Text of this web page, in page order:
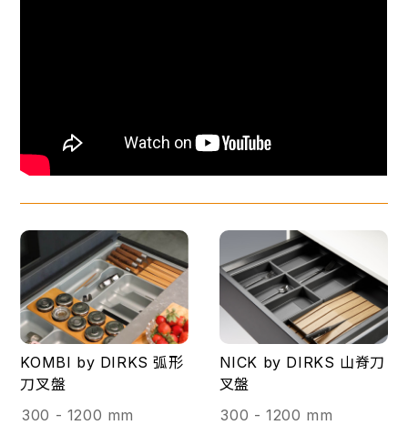
KOMBI by DIRKS 弧形
刀叉盤
300 - 1200 mm
NICK by DIRKS 山脊刀
叉盤
300 - 1200 mm